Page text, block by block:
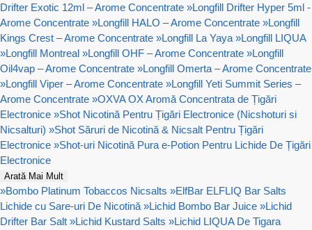
Drifter Exotic 12ml – Arome Concentrate »Longfill Drifter Hyper 5ml -
Arome Concentrate »Longfill HALO – Arome Concentrate »Longfill
Kings Crest – Arome Concentrate »Longfill La Yaya »Longfill LIQUA
»Longfill Montreal »Longfill OHF – Arome Concentrate »Longfill
Oil4vap – Arome Concentrate »Longfill Omerta – Arome Concentrate
»Longfill Viper – Arome Concentrate »Longfill Yeti Summit Series –
Arome Concentrate »OXVA OX Aromă Concentrata de Țigări
Electronice »Shot Nicotină Pentru Țigări Electronice (Nicshoturi si
Nicsalturi) »Shot Săruri de Nicotină & Nicsalt Pentru Țigări
Electronice »Shot-uri Nicotină Pura e-Potion Pentru Lichide De Țigări
Electronice
Arată Mai Mult
»Bombo Platinum Tobaccos Nicsalts »ElfBar ELFLIQ Bar Salts
Lichide cu Sare-uri De Nicotină »Lichid Bombo Bar Juice »Lichid
Drifter Bar Salt »Lichid Kustard Salts »Lichid LIQUA De Tigara